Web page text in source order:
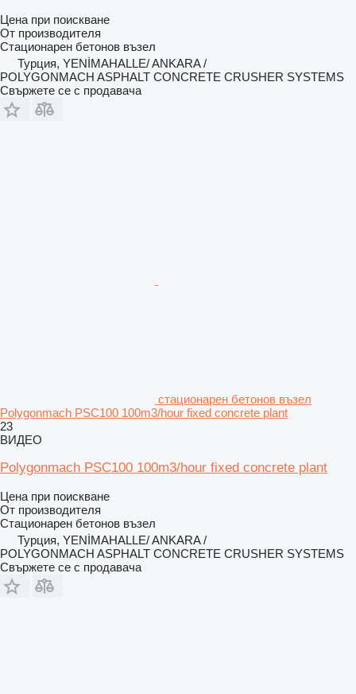
Цена при поискване
От производителя
Стационарен бетонов възел
Турция, YENİMAHALLE/ ANKARA /
POLYGONMACH ASPHALT CONCRETE CRUSHER SYSTEMS
Свържете се с продавача
стационарен бетонов възел
Polygonmach PSC100 100m3/hour fixed concrete plant
23
ВИДЕО
Polygonmach PSC100 100m3/hour fixed concrete plant
Цена при поискване
От производителя
Стационарен бетонов възел
Турция, YENİMAHALLE/ ANKARA /
POLYGONMACH ASPHALT CONCRETE CRUSHER SYSTEMS
Свържете се с продавача